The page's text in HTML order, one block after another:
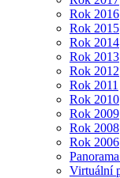
Rok 2016
Rok 2015
Rok 2014
Rok 2013
Rok 2012
Rok 2011
Rok 2010
Rok 2009
Rok 2008
Rok 2006
Virtuální